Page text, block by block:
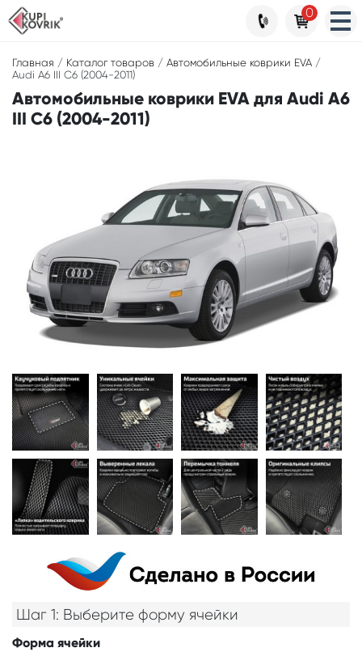
Главная / Каталог товаров / Автомобильные коврики EVA /
Audi A6 III C6 (2004-2011)
Автомобильные коврики EVA для Audi A6
III C6 (2004-2011)
Шаг 1: Выберите форму ячейки
Форма ячейки
0